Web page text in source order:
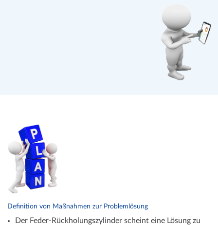
Definition von Maßnahmen zur Problemlösung
Der Feder-Rückholungszylinder scheint eine Lösung zu